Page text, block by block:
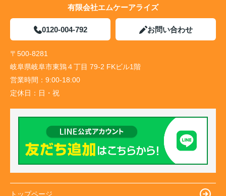
有限会社エムケーアライズ
0120-004-792 お問い合わせ
〒500-8281
岐阜県岐阜市東鶉４丁目 79-2 FKビル1階
営業時間： 9:00-18:00
定休日： 日・祝
トップページ